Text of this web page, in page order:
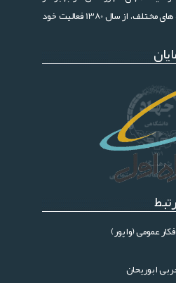
توسعه امور کشور در عرصه های مختلف، از سال 1380 فعالیت خود
عمومی (واپور)
ابوریحان